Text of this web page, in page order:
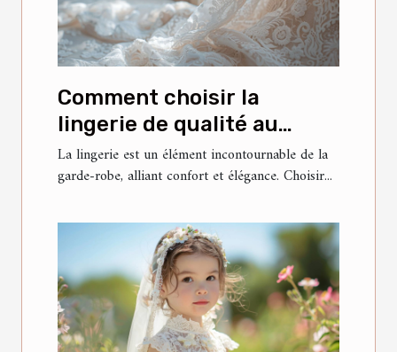
Comment choisir la
lingerie de qualité au
meilleur prix
La lingerie est un élément incontournable de la
garde-robe, alliant confort et élégance. Choisir...